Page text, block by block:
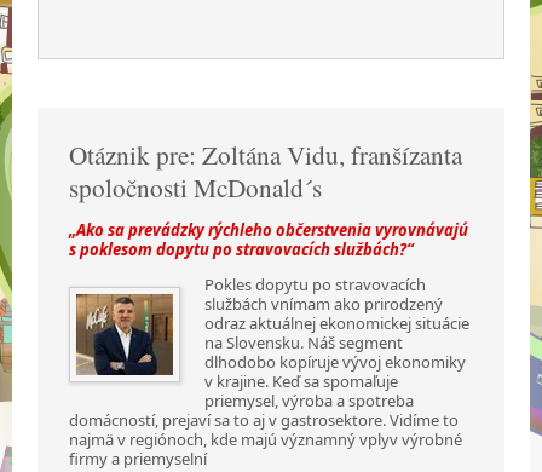
Otáznik pre: Zoltána Vidu, franšízanta
spoločnosti McDonald´s
„Ako sa prevádzky rýchleho občerstvenia vyrovnávajú
s poklesom dopytu po stravovacích službách?“
Pokles dopytu po stravovacích
službách vnímam ako prirodzený
odraz aktuálnej ekonomickej situácie
na Slovensku. Náš segment
dlhodobo kopíruje vývoj ekonomiky
v krajine. Keď sa spomaľuje
priemysel, výroba a spotreba
domácností, prejaví sa to aj v gastrosektore. Vidíme to
najmä v regiónoch, kde majú významný vplyv výrobné
firmy a priemyselní